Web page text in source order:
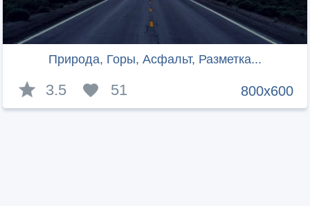
Природа, Горы, Асфальт, Разметка...
800x600
3.5 51